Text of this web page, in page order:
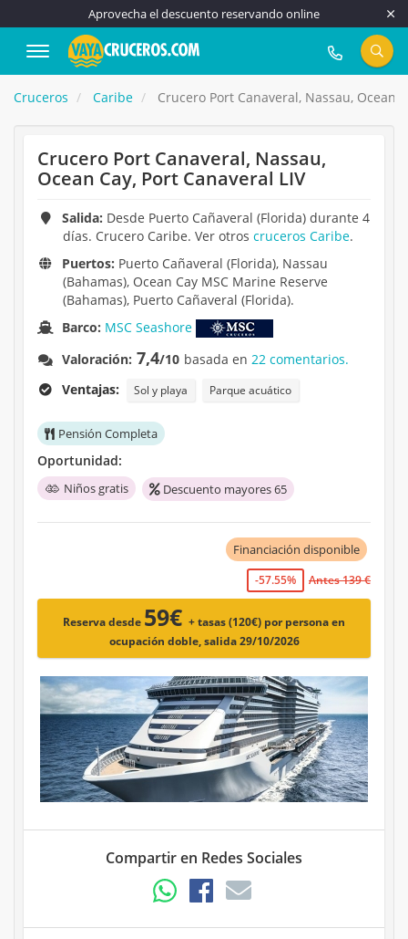
Aprovecha el descuento reservando online
917 815 555
Cruceros Caribe Crucero Port Canaveral, Nassau, Ocean
Crucero Port Canaveral, Nassau,
Ocean Cay, Port Canaveral LIV
Salida: Desde Puerto Cañaveral (Florida) durante 4
días. Crucero Caribe. Ver otros cruceros Caribe.
Puertos: Puerto Cañaveral (Florida), Nassau
(Bahamas), Ocean Cay MSC Marine Reserve
(Bahamas), Puerto Cañaveral (Florida).
Barco: MSC Seashore
Valoración: 7,4/10 basada en22 comentarios.
Ventajas:
Sol y playa Parque acuático
Pensión Completa
Oportunidad:
Niños gratis Descuento mayores 65
Financiación disponible
-57.55% Antes 139 €
Reserva desde 59€ + tasas (120€) por persona en
ocupación doble, salida 29/10/2026
Compartir en Redes Sociales